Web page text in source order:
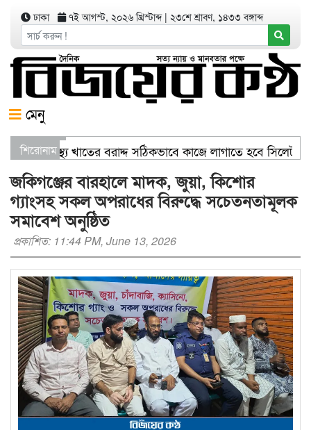
ঢাকা ৭ই আগস্ট, ২০২৬ খ্রিস্টাব্দ| ২৩শে শ্রাবণ, ১৪৩৩ বঙ্গাব্দ
মেনু
শিরোনামস্বাস্থ্য খাতের বরাদ্দ সঠিকভাবে কাজে লাগাতে হবে
যার যেখানে খালি জায়গা আছে, গাছ লাগান — আব্দুল কাইয়ুম
জকিগঞ্জের বারহালে মাদক, জুয়া, কিশোর
গ্যাংসহ সকল অপরাধের বিরুদ্ধে সচেতনতামূলক
সমাবেশ অনুষ্ঠিত
প্রকাশিত: 11:44 PM, June 13, 2026